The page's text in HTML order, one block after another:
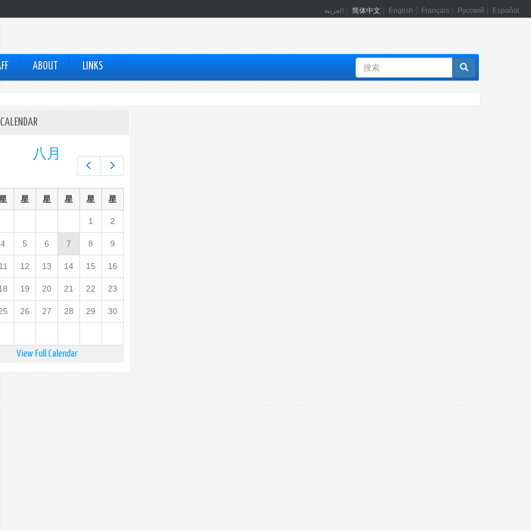
العربية 简体中文 English Français Русский Español
ABOUT LINKS
搜
索
表
单
Next
八月
星 星 星 星 星
1 2
4 5 6 7 8 9
11 12 13 14 15 16
19 20 21 22 23
26 27 28 29 30
View Full Calendar